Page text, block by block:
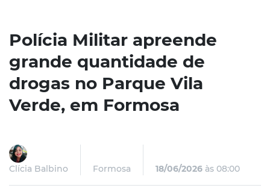
Polícia Militar apreende
grande quantidade de
drogas no Parque Vila
Verde, em Formosa
Clícia Balbino Formosa 18/06/2026 às 08:00